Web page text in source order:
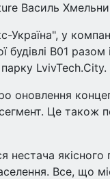
Василь
Україна", у
будівлі В01
LvivTech.City.
оновлення
Це також
нестача
Все, що